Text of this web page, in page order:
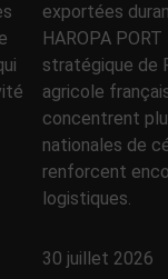
exportées
HAROPA
stratégique de
agricole
concentrent
nationales de
renforcent
logistiques.
30 juillet 2026